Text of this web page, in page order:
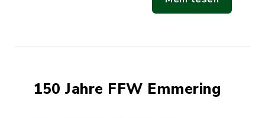
150 Jahre FFW Emmering